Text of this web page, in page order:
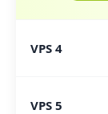
VPS 4
VPS 5